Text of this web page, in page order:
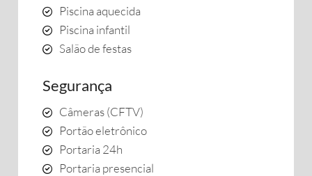
Piscina aquecida
Piscina infantil
Salão de festas
Segurança
Câmeras (CFTV)
Portão eletrônico
Portaria 24h
Portaria presencial